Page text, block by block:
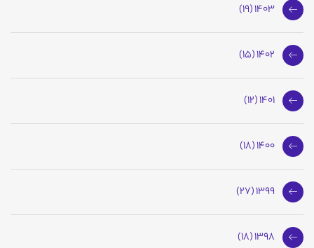
1403 (19)
1402 (15)
1401 (12)
1400 (18)
1399 (27)
1398 (18)